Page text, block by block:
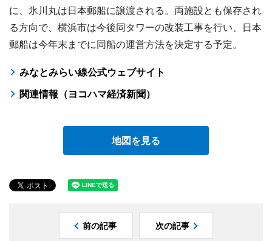
に、氷川丸は日本郵船に譲渡される。両施設とも保存され
る方向で、横浜市は今後同タワーの改装工事を行い、日本
郵船は今年末までに同船の運営方法を決定する予定。
みなとみらい線公式ウェブサイト
関連情報（ヨコハマ経済新聞）
地図を見る
前の記事 次の記事